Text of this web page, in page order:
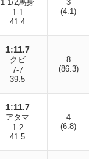
1 1/2馬身
1-1
41.4
3
(4.1)
1:11.7
クビ
7-7
39.5
8
(86.3)
1:11.7
アタマ
1-2
41.5
4
(6.8)